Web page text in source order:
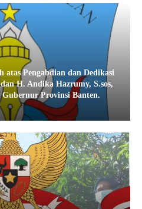
atas Pengabdian dan Dedikasi
H. Andika Hazrumy, S.sos,
Provinsi Banten.